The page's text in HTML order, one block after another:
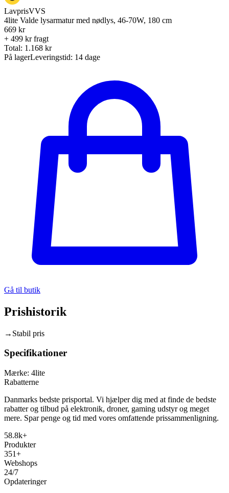
LavprisVVS
4lite Valde lysarmatur med nødlys, 46-70W, 180 cm
669 kr
+ 499 kr fragt
Total: 1.168 kr
På lagerLeveringstid: 14 dage
Gå til butik
Prishistorik
→ Stabil pris
Specifikationer
Mærke: 4lite
Rabatterne
Danmarks bedste prisportal. Vi hjælper dig med at finde de bedste
rabatter og tilbud på elektronik, droner, gaming udstyr og meget
mere. Spar penge og tid med vores omfattende prissammenligning.
58.8k+
Produkter
351+
Webshops
24/7
Opdateringer